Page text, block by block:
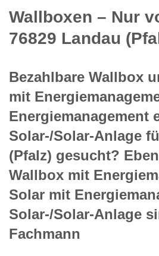
Wallboxen – Nur
76829 Landau
Bezahlbare Wallbox
mit
Energiemanagement
Solar-/Solar-Anlage
(Pfalz) gesucht?
Wallbox mit
Solar mit
Solar-/Solar-Anlage
Fachmann